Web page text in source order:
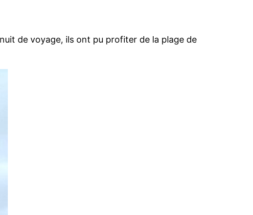
de voyage, ils ont pu profiter de la plage de